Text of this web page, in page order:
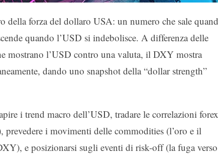
forza del dollaro USA: un numero che sale
quando l’USD si indebolisce. A differenza delle
mostrano l’USD contro una valuta, il DXY mostra
dando uno snapshot della “dollar strength”
i trend macro dell’USD, tradare le correlazioni forex
i movimenti delle commodities (l’oro e il
e posizionarsi sugli eventi di risk-off (la fuga verso